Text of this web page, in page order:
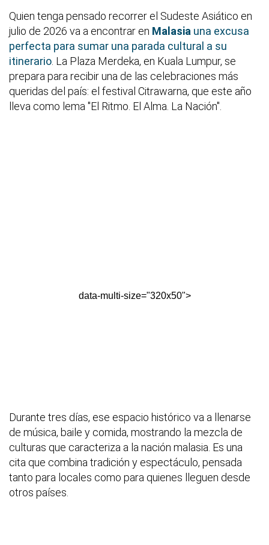
Quien tenga pensado recorrer el Sudeste Asiático en
julio de 2026 va a encontrar en Malasia una excusa
perfecta para sumar una parada cultural a su
itinerario . La Plaza Merdeka, en Kuala Lumpur, se
prepara para recibir una de las celebraciones más
queridas del país: el festival Citrawarna, que este año
lleva como lema "El Ritmo. El Alma. La Nación".
data-multi-size="320x50">
Durante tres días, ese espacio histórico va a llenarse
de música, baile y comida, mostrando la mezcla de
culturas que caracteriza a la nación malasia. Es una
cita que combina tradición y espectáculo, pensada
tanto para locales como para quienes lleguen desde
otros países.